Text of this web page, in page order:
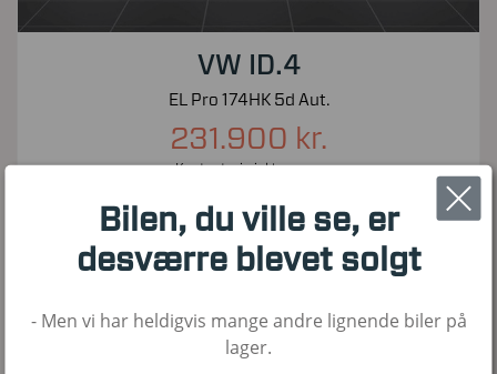
VW ID.4
EL Pro 174HK 5d Aut.
231.900 kr.
Kontantpris inkl. moms
52.500
KM
2022
1. Reg
El
Brændstof
Nyhed!
Bilen, du ville se, er
desværre blevet solgt
- Men vi har heldigvis mange andre lignende biler på
lager.